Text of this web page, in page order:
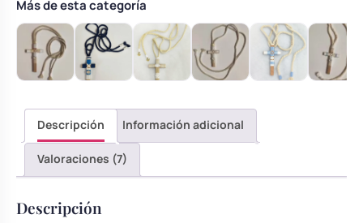
Más de esta categoría
Descripción Información adicional
Valoraciones (7)
Descripción